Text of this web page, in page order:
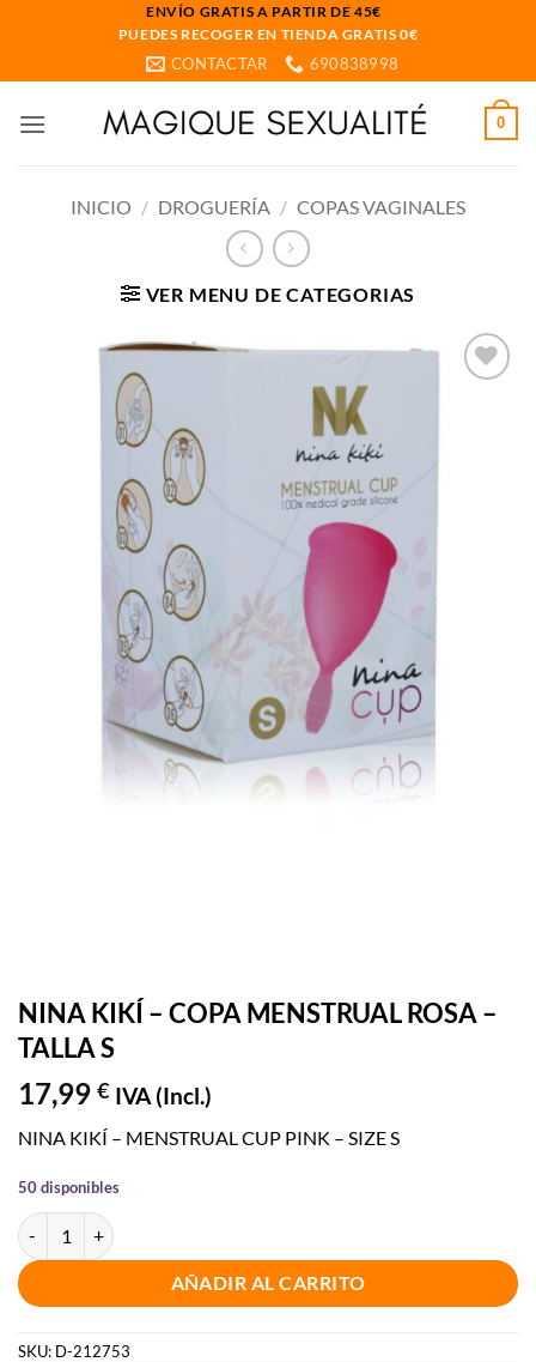
ENVÍO GRATIS A PARTIR DE 45€
PUEDES RECOGER EN TIENDA GRATIS 0€
CONTACTAR 690838998
0
INICIO / DROGUERÍA / COPAS VAGINALES
VER MENU DE CATEGORIAS
NINA KIKÍ – COPA MENSTRUAL ROSA –
TALLA S
17,99 € IVA (Incl.)
NINA KIKÍ – MENSTRUAL CUP PINK – SIZE S
50 disponibles
NINA KIKÍ - COPA MENSTRUAL ROSA - TALLA S cantidad
AÑADIR AL CARRITO
SKU: D-212753